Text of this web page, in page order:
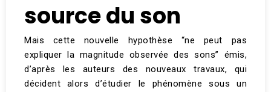
source du son
Mais cette nouvelle hypothèse “ne peut pas
expliquer la magnitude observée des sons” émis,
d’après les auteurs des nouveaux travaux, qui
décident alors d’étudier le phénomène sous un